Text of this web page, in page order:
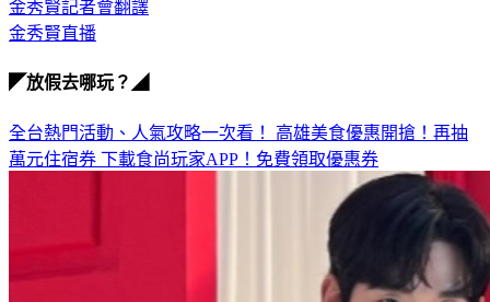
金秀賢直播
萬元住宿券下載食尚玩家APP！免費領取優惠券